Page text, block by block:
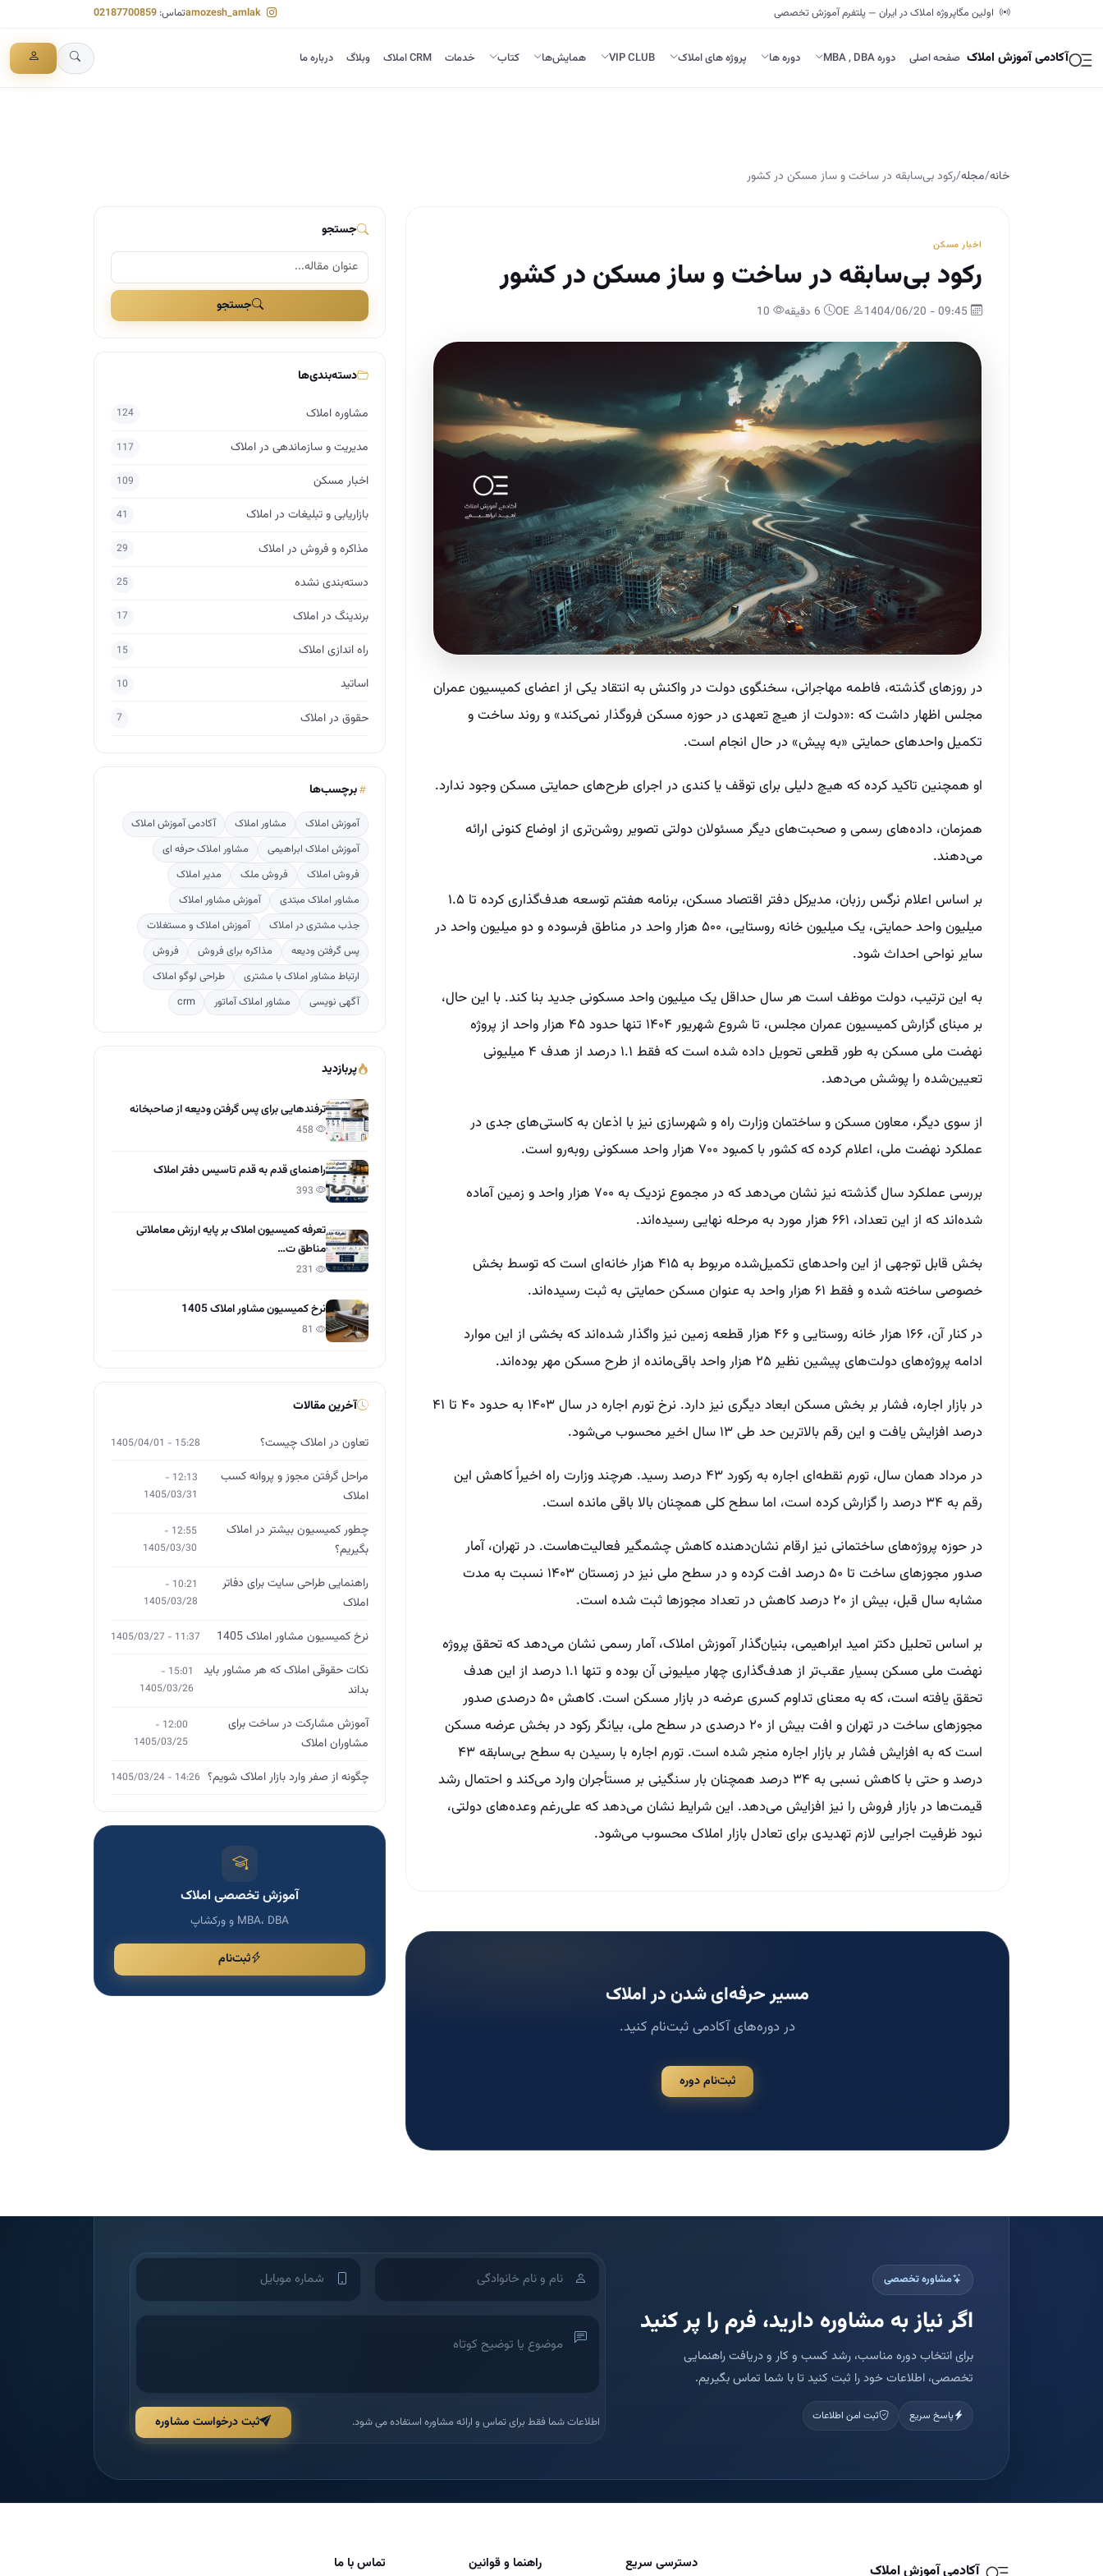
اولین مگاپروژه املاک در ایران — پلتفرم آموزش تخصصی تماس: 02187700859
آکادمی آموزش املاک صفحه اصلی دوره MBA , DBA دوره ها پروژه های املاک VIP CLUB همایش‌ها کتاب خدمات CRM املاک وبلاگ درباره ما
خانه/مجله/رکود بی‌سابقه در ساخت و ساز مسکن در کشور
اخبار مسکن
رکود بی‌سابقه در ساخت و ساز مسکن در کشور
در روزهای گذشته، فاطمه مهاجرانی، سخنگوی دولت در واکنش به انتقاد یکی از اعضای کمیسیون عمران
مجلس اظهار داشت که :«دولت از هیچ تعهدی در حوزه مسکن فروگذار نمی‌کند» و روند ساخت و
تکمیل واحدهای حمایتی «به پیش» در حال انجام است.
او همچنین تاکید کرده که هیچ دلیلی برای توقف یا کندی در اجرای طرح‌های حمایتی مسکن وجود ندارد.
همزمان، داده‌های رسمی و صحبت‌های دیگر مسئولان دولتی تصویر روشن‌تری از اوضاع کنونی ارائه
می‌دهند.
بر اساس اعلام نرگس رزبان، مدیرکل دفتر اقتصاد مسکن، برنامه هفتم توسعه هدف‌گذاری کرده تا ۱.۵
میلیون واحد حمایتی، یک میلیون خانه روستایی، ۵۰۰ هزار واحد در مناطق فرسوده و دو میلیون واحد در
سایر نواحی احداث شود.
به این ترتیب، دولت موظف است هر سال حداقل یک میلیون واحد مسکونی جدید بنا کند. با این حال،
بر مبنای گزارش کمیسیون عمران مجلس، تا شروع شهریور ۱۴۰۴ تنها حدود ۴۵ هزار واحد از پروژه
نهضت ملی مسکن به طور قطعی تحویل داده شده است که فقط ۱.۱ درصد از هدف ۴ میلیونی
تعیین‌شده را پوشش می‌دهد.
از سوی دیگر، معاون مسکن و ساختمان وزارت راه و شهرسازی نیز با اذعان به کاستی‌های جدی در
عملکرد نهضت ملی، اعلام کرده که کشور با کمبود ۷۰۰ هزار واحد مسکونی روبه‌رو است.
بررسی عملکرد سال گذشته نیز نشان می‌دهد که در مجموع نزدیک به ۷۰۰ هزار واحد و زمین آماده
شده‌اند که از این تعداد، ۶۶۱ هزار مورد به مرحله نهایی رسیده‌اند.
بخش قابل توجهی از این واحدهای تکمیل‌شده مربوط به ۴۱۵ هزار خانه‌ای است که توسط بخش
خصوصی ساخته شده و فقط ۶۱ هزار واحد به عنوان مسکن حمایتی به ثبت رسیده‌اند.
در کنار آن، ۱۶۶ هزار خانه روستایی و ۴۶ هزار قطعه زمین نیز واگذار شده‌اند که بخشی از این موارد
ادامه پروژه‌های دولت‌های پیشین نظیر ۲۵ هزار واحد باقی‌مانده از طرح مسکن مهر بوده‌اند.
در بازار اجاره، فشار بر بخش مسکن ابعاد دیگری نیز دارد. نرخ تورم اجاره در سال ۱۴۰۳ به حدود ۴۰ تا ۴۱
درصد افزایش یافت و این رقم بالاترین حد طی ۱۳ سال اخیر محسوب می‌شود.
در مرداد همان سال، تورم نقطه‌ای اجاره به رکورد ۴۳ درصد رسید. هرچند وزارت راه اخیراً کاهش این
رقم به ۳۴ درصد را گزارش کرده است، اما سطح کلی همچنان بالا باقی مانده است.
در حوزه پروژه‌های ساختمانی نیز ارقام نشان‌دهنده کاهش چشمگیر فعالیت‌هاست. در تهران، آمار
صدور مجوزهای ساخت تا ۵۰ درصد افت کرده و در سطح ملی نیز در زمستان ۱۴۰۳ نسبت به مدت
مشابه سال قبل، بیش از ۲۰ درصد کاهش در تعداد مجوزها ثبت شده است.
بر اساس تحلیل دکتر امید ابراهیمی، بنیان‌گذار آموزش املاک، آمار رسمی نشان می‌دهد که تحقق پروژه
نهضت ملی مسکن بسیار عقب‌تر از هدف‌گذاری چهار میلیونی آن بوده و تنها ۱.۱ درصد از این هدف
تحقق یافته است، که به معنای تداوم کسری عرضه در بازار مسکن است. کاهش ۵۰ درصدی صدور
مجوزهای ساخت در تهران و افت بیش از ۲۰ درصدی در سطح ملی، بیانگر رکود در بخش عرضه مسکن
است که به افزایش فشار بر بازار اجاره منجر شده است. تورم اجاره با رسیدن به سطح بی‌سابقه ۴۳
درصد و حتی با کاهش نسبی به ۳۴ درصد همچنان بار سنگینی بر مستأجران وارد می‌کند و احتمال رشد
قیمت‌ها در بازار فروش را نیز افزایش می‌دهد. این شرایط نشان می‌دهد که علی‌رغم وعده‌های دولتی،
نبود ظرفیت اجرایی لازم تهدیدی برای تعادل بازار املاک محسوب می‌شود.
مسیر حرفه‌ای شدن در املاک
در دوره‌های آکادمی ثبت‌نام کنید.
ثبت‌نام دوره
جستجو
جستجو
دسته‌بندی‌ها
مشاوره املاک 124
مدیریت و سازماندهی در املاک 117
اخبار مسکن 109
بازاریابی و تبلیغات در املاک 41
مذاکره و فروش در املاک 29
دسته‌بندی نشده 25
برندینگ در املاک 17
راه اندازی املاک 15
اساتید 10
حقوق در املاک 7
برچسب‌ها
آموزش املاک مشاور املاک
آکادمی آموزش املاک
آموزش املاک ابراهیمی
مشاور املاک حرفه ای
فروش املاک
فروش ملک
مدیر املاک
مشاور املاک مبتدی
آموزش مشاور املاک
جذب مشتری در املاک
آموزش املاک و مستغلات
پس گرفتن ودیعه
مذاکره برای فروش
فروش
ارتباط مشاور املاک با مشتری
طراحی لوگو املاک
آگهی نویسی
مشاور املاک آماتور crm
پربازدید
ترفندهایی برای پس گرفتن ودیعه از صاحبخانه
راهنمای قدم به قدم تاسیس دفتر املاک
تعرفه کمیسیون املاک بر پایه ارزش معاملاتی
مناطق ت…
نرخ کمیسیون مشاور املاک 1405
آخرین مقالات
تعاون در املاک چیست؟ 15:28 - 1405/04/01
مراحل گرفتن مجوز و پروانه کسب
املاک
12:13 -
1405/03/31
چطور کمیسیون بیشتر در املاک
بگیریم؟
12:55 -
1405/03/30
راهنمایی طراحی سایت برای دفاتر
املاک
10:21 -
1405/03/28
نرخ کمیسیون مشاور املاک 1405 11:37 - 1405/03/27
نکات حقوقی املاک که هر مشاور باید
بداند
15:01 -
1405/03/26
آموزش مشارکت در ساخت برای
مشاوران املاک
12:00 -
1405/03/25
چگونه از صفر وارد بازار املاک شویم؟ 14:26 - 1405/03/24
آموزش تخصصی املاک
MBA، DBA و ورکشاپ
ثبت‌نام
مشاوره تخصصی
اگر نیاز به مشاوره دارید، فرم را پر کنید
برای انتخاب دوره مناسب، رشد کسب و کار و دریافت راهنمایی
تخصصی، اطلاعات خود را ثبت کنید تا با شما تماس بگیریم.
پاسخ سریع ثبت امن اطلاعات اطلاعات شما فقط برای تماس و ارائه مشاوره استفاده می شود. ثبت درخواست مشاوره
آکادمی آموزش املاک دسترسی سریع راهنما و قوانین تماس با ما